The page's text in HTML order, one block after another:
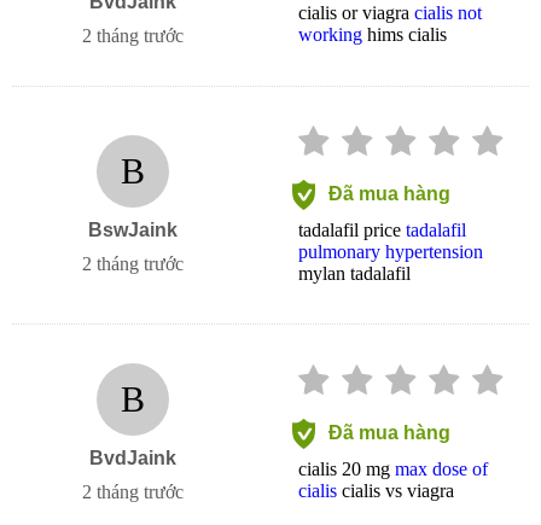
2 tháng trước
cialis or viagra cialis not
working hims cialis
B
BswJaink
2 tháng trước
Đã mua hàng
tadalafil price tadalafil
pulmonary hypertension
mylan tadalafil
B
BvdJaink
2 tháng trước
Đã mua hàng
cialis 20 mg max dose of
cialis cialis vs viagra